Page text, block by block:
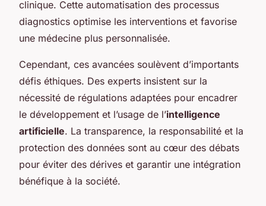
clinique. Cette automatisation des processus
diagnostics optimise les interventions et favorise
une médecine plus personnalisée.
Cependant, ces avancées soulèvent d’importants
défis éthiques. Des experts insistent sur la
nécessité de régulations adaptées pour encadrer
le développement et l’usage de l’intelligence
artificielle. La transparence, la responsabilité et la
protection des données sont au cœur des débats
pour éviter des dérives et garantir une intégration
bénéfique à la société.